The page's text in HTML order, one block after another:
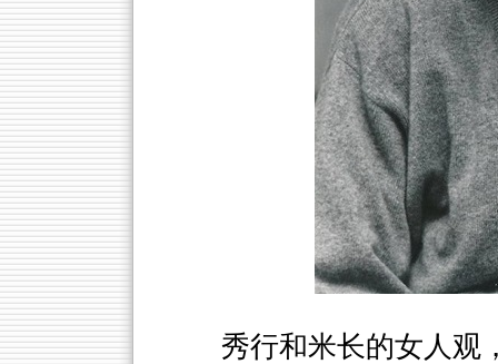
秀行和米长的女人观